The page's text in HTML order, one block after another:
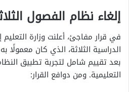
إلغاء نظام الفصول
في قرار مفاجئ، أعلنت وزارة
الدراسية الثلاثة، الذي كان معمولًا
بعد تقييم شامل لتجربة تطبيق
التعليمية. ومن دوافع القرار: